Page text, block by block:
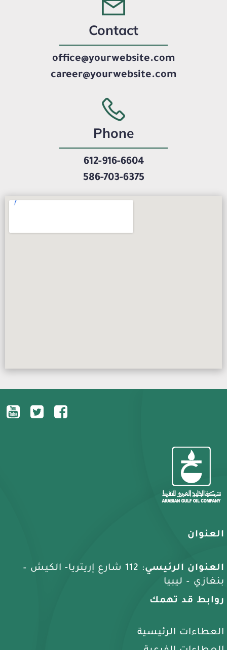
Contact
office@yourwebsite.com
career@yourwebsite.com
Phone
612-916-6604
586-703-6375
العنوان
العنوان الرئيسي
: 112 شارع إريتريا- الكيش –
بنغازي – ليبيا
روابط قد تهمك
العطاءات الرئيسية